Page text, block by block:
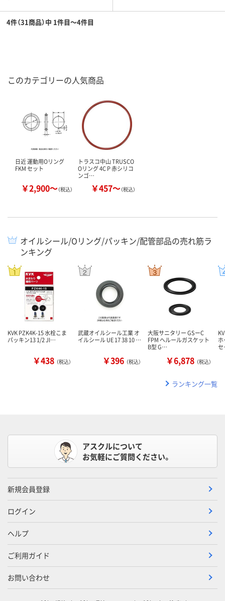
4件（31商品）中 1件目～4件目
このカテゴリーの人気商品
日近 運動用Oリング
FKM セット
￥2,900～（税込）
トラスコ中山 TRUSCO
Oリング 4C P 赤シリコ
ンゴ…
￥457～（税込）
オイルシール/Oリング/パッキン/配管部品の売れ筋ラ
ンキング
KVK PZK4K-15 水栓こま
パッキン13 1/2 JI…
￥438 （税込）
武蔵オイルシール工業 オ
イルシール UE 17 38 10 …
￥396 （税込）
大阪サニタリー GSーC
FPM ヘルールガスケット
B型 G…
￥6,878 （税込）
ランキング一覧
アスクルについて
お気軽にご質問ください。
新規会員登録
ログイン
ヘルプ
ご利用ガイド
お問い合わせ